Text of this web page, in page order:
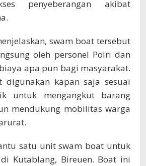
penyeberangan akibat
swam boat tersebut
oleh personel Polri dan
apa pun bagi masyarakat.
digunakan kapan saja sesuai
untuk mengangkut barang
mendukung mobilitas warga
satu unit swam boat untuk
Kutablang, Bireuen. Boat ini